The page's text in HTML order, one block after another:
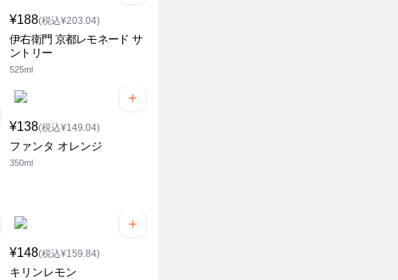
¥188(税込¥203.04)
伊右衛門 京都レモネード サ
ントリー
525ml
¥138(税込¥149.04)
ファンタ オレンジ
350ml
¥148(税込¥159.84)
キリンレモン